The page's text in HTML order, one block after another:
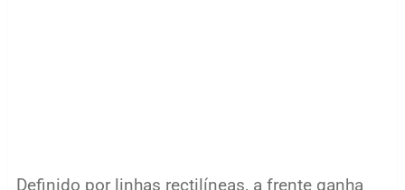
Definido por linhas rectilíneas, a frente ganha